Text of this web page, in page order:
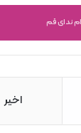
ندای قم
اخیر